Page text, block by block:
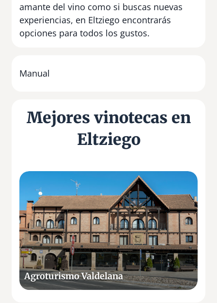
amante del vino como si buscas nuevas
experiencias, en Eltziego encontrarás
opciones para todos los gustos.
Manual
Mejores vinotecas en
Eltziego
Agroturismo Valdelana
A
o
t
u
r
i
s
m